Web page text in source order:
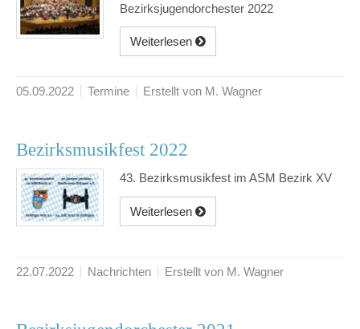
Bezirksjugendorchester 2022
Weiterlesen
05.09.2022 Termine Erstellt von M. Wagner
Bezirksmusikfest 2022
43. Bezirksmusikfest im ASM Bezirk XV
Weiterlesen
22.07.2022 Nachrichten Erstellt von M. Wagner